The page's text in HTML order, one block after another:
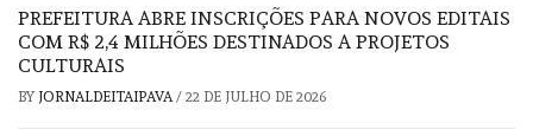
PREFEITURA ABRE INSCRIÇÕES PARA NOVOS EDITAIS
COM R$ 2,4 MILHÕES DESTINADOS A PROJETOS
CULTURAIS
BY JORNALDEITAIPAVA/ 22 DE JULHO DE 2026